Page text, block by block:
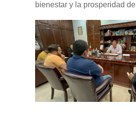
bienestar y la prosperidad